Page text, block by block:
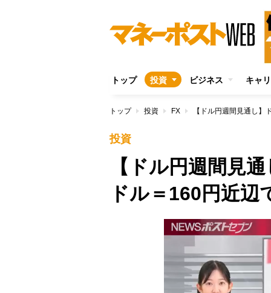
トップ 投資 ビジネス キャ
トップ 投資 FX 【ドル円週間見通し
投資
【ドル円週間見
ドル＝160円近